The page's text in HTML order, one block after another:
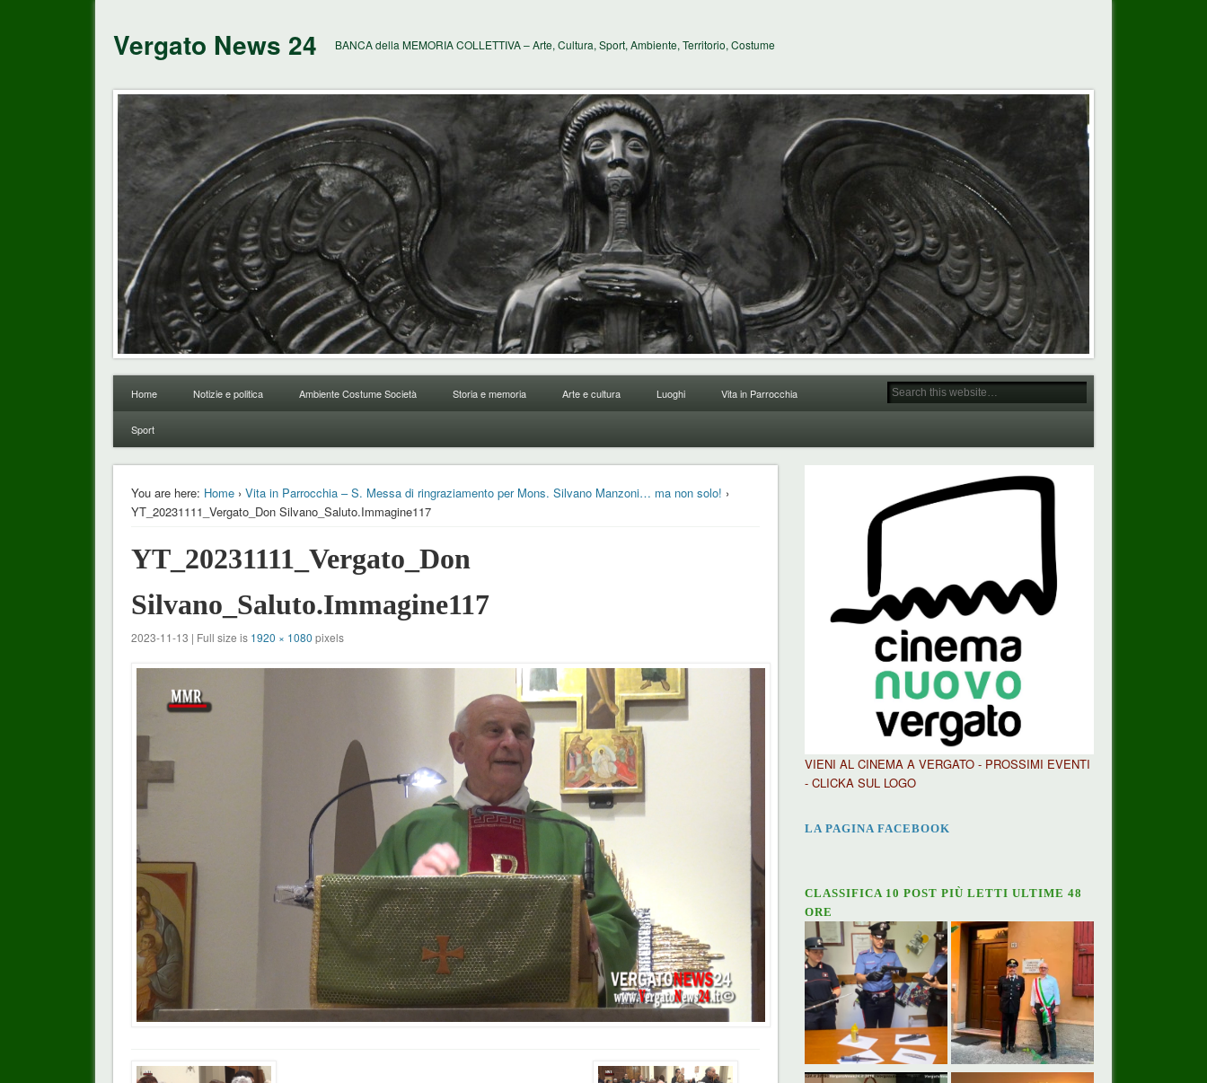
Vergato News 24 BANCA della MEMORIA COLLETTIVA – Arte, Cultura, Sport, Ambiente, Territorio, Costume
Home Notizie e politica Ambiente Costume Società Storia e memoria Arte e cultura Luoghi Vita in Parrocchia
Sport
You are here: Home› Vita in Parrocchia – S. Messa di ringraziamento per Mons. Silvano Manzoni… ma non solo! ›
YT_20231111_Vergato_Don Silvano_Saluto.Immagine117
YT_20231111_Vergato_Don
Silvano_Saluto.Immagine117
2023-11-13 | Full size is 1920 × 1080 pixels
VIENI AL CINEMA A VERGATO - PROSSIMI EVENTI
- CLICKA SUL LOGO
LA PAGINA FACEBOOK
CLASSIFICA 10 POST PIÙ LETTI ULTIME 48
ORE